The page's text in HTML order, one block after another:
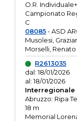
O.R.
Campionato
C
08085- ASD
Musolesi,
Morselli, Renato
R2613035
dal: 18/01/2026
al: 18/01/2026
Interregionale
Abruzzo: Ripa
18 m
Memorial